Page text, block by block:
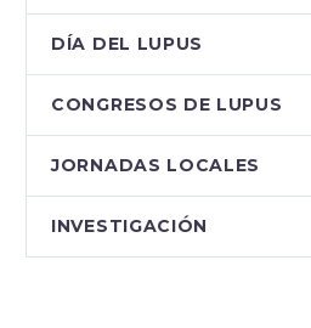
DÍA DEL LUPUS
CONGRESOS DE LUPUS
JORNADAS LOCALES
INVESTIGACIÓN